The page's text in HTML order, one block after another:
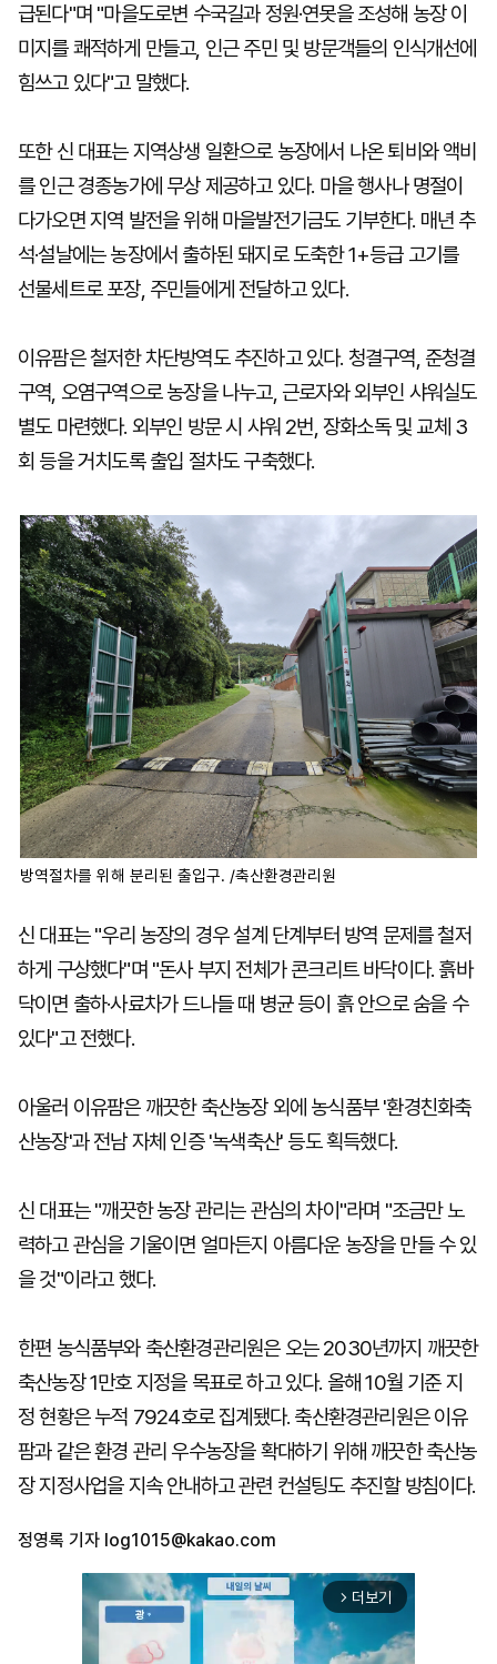
급된다"며 "마을도로변 수국길과 정원·연못을 조성해 농장 이
미지를 쾌적하게 만들고, 인근 주민 및 방문객들의 인식개선에
힘쓰고 있다"고 말했다.
또한 신 대표는 지역상생 일환으로 농장에서 나온 퇴비와 액비
를 인근 경종농가에 무상 제공하고 있다. 마을 행사나 명절이
다가오면 지역 발전을 위해 마을발전기금도 기부한다. 매년 추
석·설날에는 농장에서 출하된 돼지로 도축한 1+등급 고기를
선물세트로 포장, 주민들에게 전달하고 있다.
이유팜은 철저한 차단방역도 추진하고 있다. 청결구역, 준청결
구역, 오염구역으로 농장을 나누고, 근로자와 외부인 샤워실도
별도 마련했다. 외부인 방문 시 샤워 2번, 장화소독 및 교체 3
회 등을 거치도록 출입 절차도 구축했다.
방역절차를 위해 분리된 출입구. /축산환경관리원
신 대표는 "우리 농장의 경우 설계 단계부터 방역 문제를 철저
하게 구상했다"며 "돈사 부지 전체가 콘크리트 바닥이다. 흙바
닥이면 출하·사료차가 드나들 때 병균 등이 흙 안으로 숨을 수
있다"고 전했다.
아울러 이유팜은 깨끗한 축산농장 외에 농식품부 '환경친화축
산농장'과 전남 자체 인증 '녹색축산' 등도 획득했다.
신 대표는 "깨끗한 농장 관리는 관심의 차이"라며 "조금만 노
력하고 관심을 기울이면 얼마든지 아름다운 농장을 만들 수 있
을 것"이라고 했다.
한편 농식품부와 축산환경관리원은 오는 2030년까지 깨끗한
축산농장 1만호 지정을 목표로 하고 있다. 올해 10월 기준 지
정 현황은 누적 7924호로 집계됐다. 축산환경관리원은 이유
팜과 같은 환경 관리 우수농장을 확대하기 위해 깨끗한 축산농
장 지정사업을 지속 안내하고 관련 컨설팅도 추진할 방침이다.
정영록 기자 log1015@kakao.com
arrow_forward_ios 더보기